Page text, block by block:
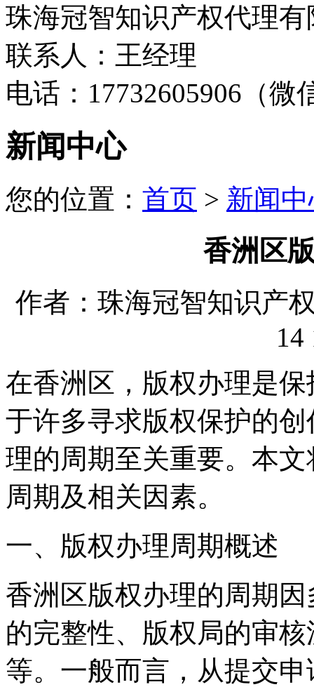
珠海冠智知识产权代理有
联系人：王经理
电话：17732605906（微
新闻中心
您的位置： 首页 > 新闻
香洲区
作者：珠海冠智知识产
14
在香洲区，版权办理是
于许多寻求版权保护的
理的周期至关重要。本
周期及相关因素。
一、版权办理周期概述
香洲区版权办理的周期
的完整性、版权局的审
等。一般而言，从提交